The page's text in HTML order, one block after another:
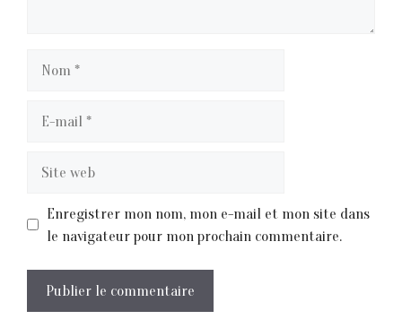
Enregistrer mon nom, mon e-mail et mon site dans
le navigateur pour mon prochain commentaire.